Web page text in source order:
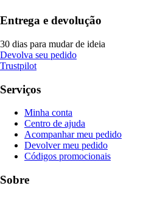
Entrega e devolução
30 dias para mudar de ideia
Devolva seu pedido
Trustpilot
Serviços
Minha conta
Centro de ajuda
Acompanhar meu pedido
Devolver meu pedido
Códigos promocionais
Sobre